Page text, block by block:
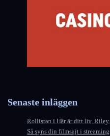
Senaste inläggen
Rollistan i Här är ditt liv, Riley
Så syns din filmsajt i